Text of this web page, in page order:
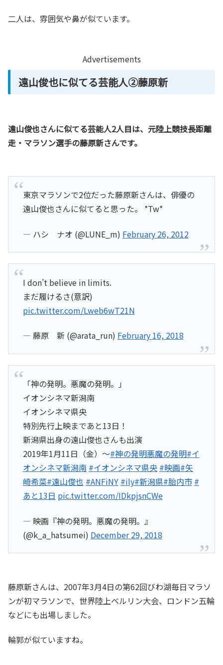
二人は、雰囲気や鼻が似ています。
Advertisements
遠山俊也に似てる芸能人②藤原新
遠山俊也さんに似てる芸能人2人目は、元陸上競技長距離
走・マラソン選手の藤原新さんです。
東京マラソンで2位だった藤原新さんは、俳優の
遠山俊也さんに似てると思った。 *Tw*
— ハシ ナオ (@LUNE_m) February 26, 2012
I don’t believe in limits.
まだ履けるさ(意訳)
pic.twitter.com/Lweb6wT21N
— 藤原 新 (@arata_run) February 16, 2018
「神の発明。悪魔の発明。」
イオンシネマ新潟南
イオンシネマ県央
特別先行上映まであと13日！
新潟県出身の遠山俊也さんも出演
2019年1月11日（金）〜#神の発明悪魔の発明#イ
オンシネマ新潟南 #イオンシネマ県央 #映画#矢
崎希菜#遠山俊也 #ANFiNY #ily#新潟県#胎内市 #
あと13日 pic.twitter.com/IDkpjsnCWe
— 映画『神の発明。悪魔の発明。』
(@k_a_hatsumei) December 29, 2018
藤原新さんは、2007年3月4日の第62回びわ湖毎日マラソ
ンが初マラソンで、世界陸上ベルリン大会、ロンドン五輪
などにも出場しました。
輪郭が似ていますね。